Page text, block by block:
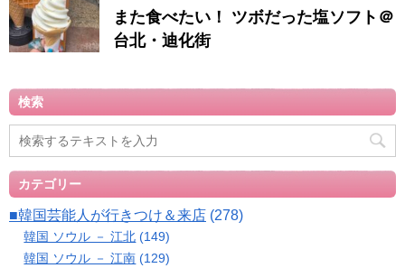
また食べたい！ ツボだった塩ソフト＠
台北・迪化街
検索
カテゴリー
■韓国芸能人が行きつけ＆来店 (278)
韓国 ソウル － 江北 (149)
韓国 ソウル － 江南 (129)